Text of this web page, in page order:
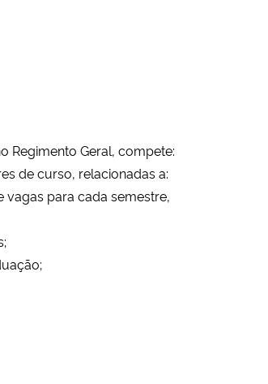
Regimento Geral, compete:
de curso, relacionadas a:
para cada semestre,